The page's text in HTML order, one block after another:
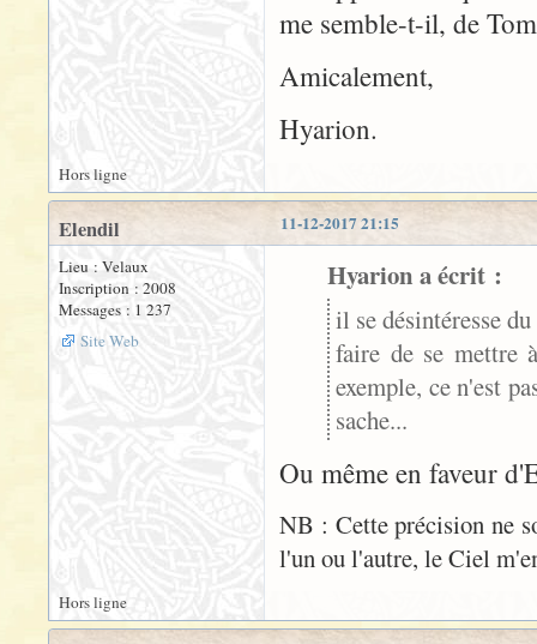
me semble-t-il, de
Amicalement,
Hyarion.
Hors ligne
11-12-2017 21:15
Elendil
Lieu : Velaux
Inscription : 2008
Messages : 1 237
Site Web
Hyarion a écrit :
il se désintéresse
faire de se mettre
exemple, ce n'est
sache...
Ou même en faveur
NB : Cette précision ne
l'un ou l'autre, le Ciel
Hors ligne